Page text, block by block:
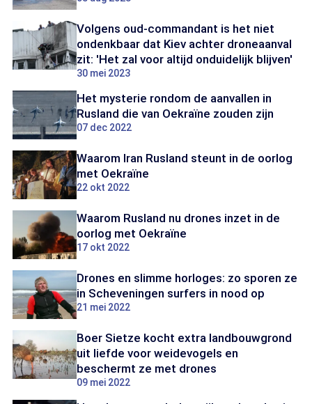
Volgens oud-commandant is het niet
ondenkbaar dat Kiev achter droneaanval
zit: 'Het zal voor altijd onduidelijk blijven'
30 mei 2023
Het mysterie rondom de aanvallen in
Rusland die van Oekraïne zouden zijn
07 dec 2022
Waarom Iran Rusland steunt in de oorlog
met Oekraïne
22 okt 2022
Waarom Rusland nu drones inzet in de
oorlog met Oekraïne
17 okt 2022
Drones en slimme horloges: zo sporen ze
in Scheveningen surfers in nood op
21 mei 2022
Boer Sietze kocht extra landbouwgrond
uit liefde voor weidevogels en
beschermt ze met drones
09 mei 2022